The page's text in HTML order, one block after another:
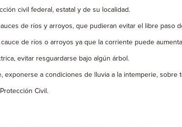
civil federal, estatal y de su localidad.
de ríos y arroyos, que pudieran evitar el libre paso
de ríos o arroyos ya que la corriente puede
evitar resguardarse bajo algún árbol.
exponerse a condiciones de lluvia a la intemperie,
Civil.